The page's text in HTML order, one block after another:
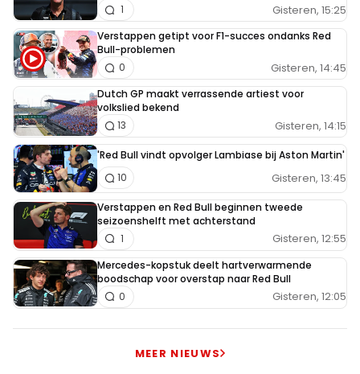
Gisteren, 15:25
1
Verstappen getipt voor F1-succes ondanks Red
Bull-problemen
Gisteren, 14:45
0
Dutch GP maakt verrassende artiest voor
volkslied bekend
Gisteren, 14:15
13
'Red Bull vindt opvolger Lambiase bij Aston Martin'
Gisteren, 13:45
10
Verstappen en Red Bull beginnen tweede
seizoenshelft met achterstand
Gisteren, 12:55
1
Mercedes-kopstuk deelt hartverwarmende
boodschap voor overstap naar Red Bull
Gisteren, 12:05
0
MEER NIEUWS